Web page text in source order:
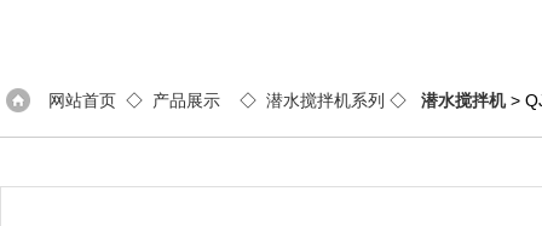
网站首页 ◇ 产品展示 ◇ 潜水搅拌机系列 ◇ 潜水搅拌机>